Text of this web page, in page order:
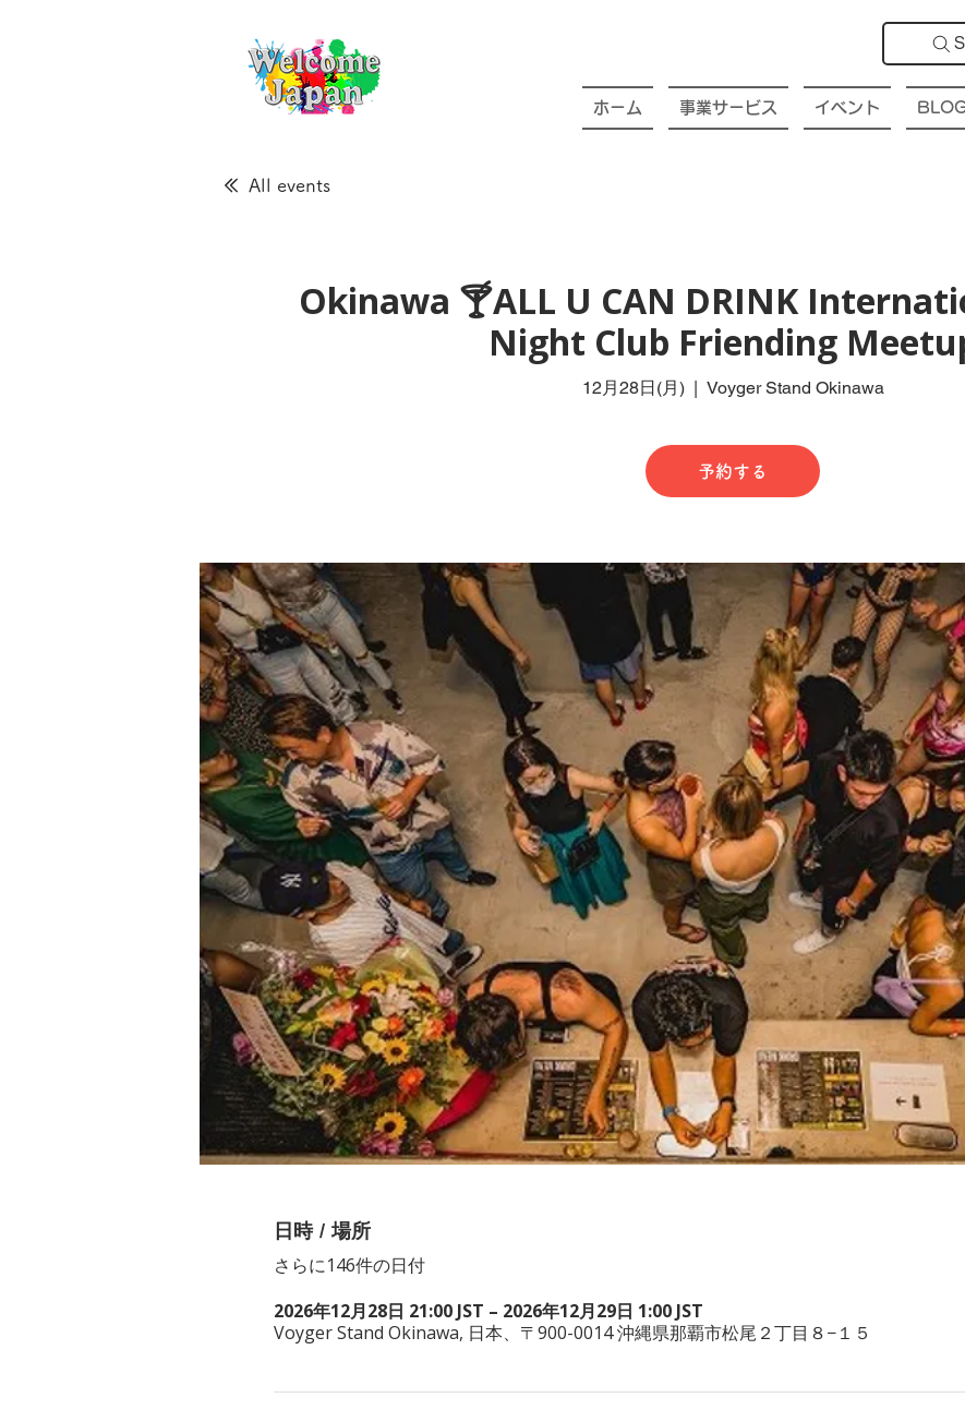
ホーム 事業サービス イベント
All events
Okinawa 🍸ALL U CAN DRINK
Night Club Friending
12月28日(月)
  |
Voyger Stand Okinawa
予約する
日時 / 場所
さらに146件の日付
2026年12月28日 21:00 JST – 2026年12月29日 1:00 JST
Voyger Stand Okinawa, 日本、〒900-0014 沖縄県那覇市松尾２丁目８−１５